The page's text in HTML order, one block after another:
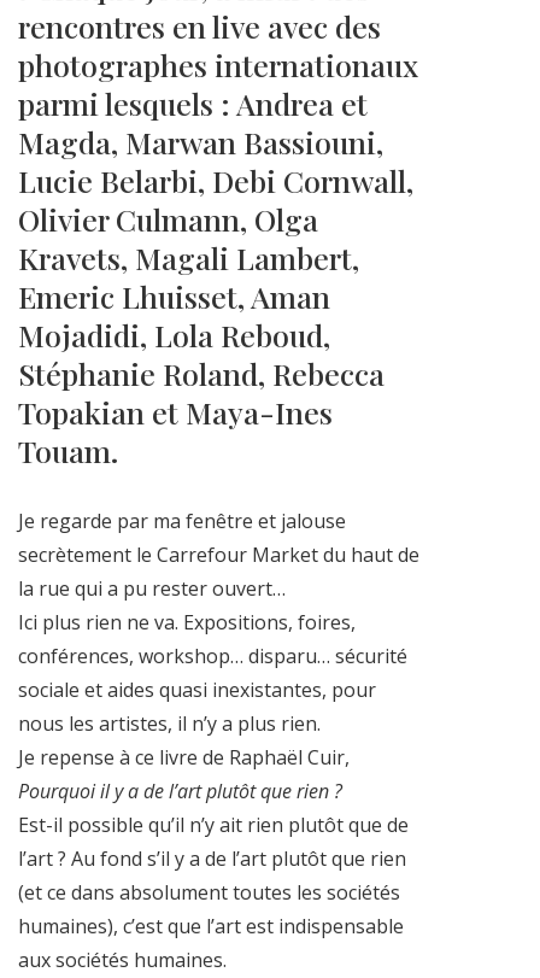
rencontres en live avec des
photographes internationaux
parmi lesquels : Andrea et
Magda, Marwan Bassiouni,
Lucie Belarbi, Debi Cornwall,
Olivier Culmann, Olga
Kravets, Magali Lambert,
Emeric Lhuisset, Aman
Mojadidi, Lola Reboud,
Stéphanie Roland, Rebecca
Topakian et Maya-Ines
Touam.
Je regarde par ma fenêtre et jalouse
secrètement le Carrefour Market du haut de
la rue qui a pu rester ouvert…
Ici plus rien ne va. Expositions, foires,
conférences, workshop… disparu… sécurité
sociale et aides quasi inexistantes, pour
nous les artistes, il n’y a plus rien.
Je repense à ce livre de Raphaël Cuir,
Pourquoi il y a de l’art plutôt que rien ?
Est-il possible qu’il n’y ait rien plutôt que de
l’art ? Au fond s’il y a de l’art plutôt que rien
(et ce dans absolument toutes les sociétés
humaines), c’est que l’art est indispensable
aux sociétés humaines.